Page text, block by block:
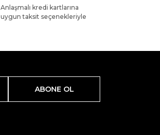
Anlaşmalı kredi kartlarına
uygun taksit seçenekleriyle
ABONE OL